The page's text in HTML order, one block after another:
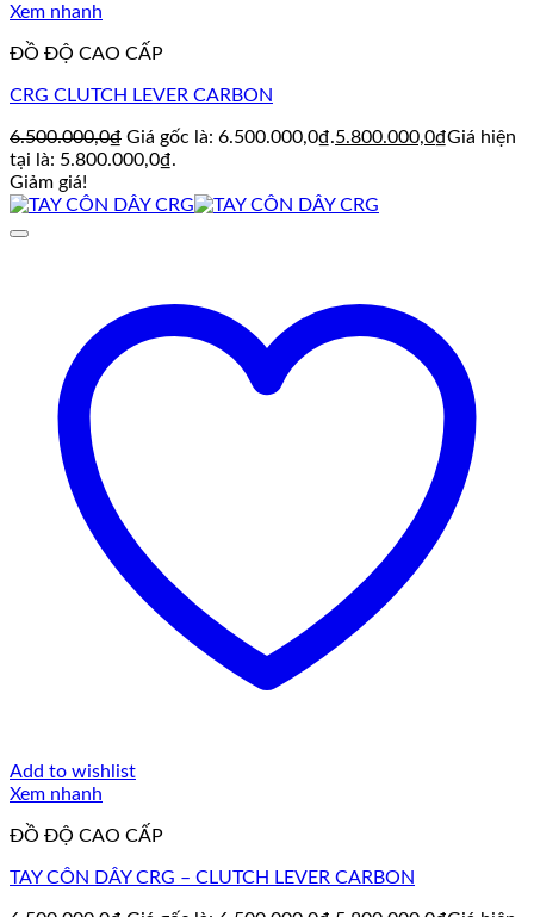
Xem nhanh
ĐỒ ĐỘ CAO CẤP
CRG CLUTCH LEVER CARBON
6.500.000,0₫ Giá gốc là: 6.500.000,0₫.5.800.000,0₫Giá hiện
tại là: 5.800.000,0₫.
Giảm giá!
Add to wishlist
Xem nhanh
ĐỒ ĐỘ CAO CẤP
TAY CÔN DÂY CRG – CLUTCH LEVER CARBON